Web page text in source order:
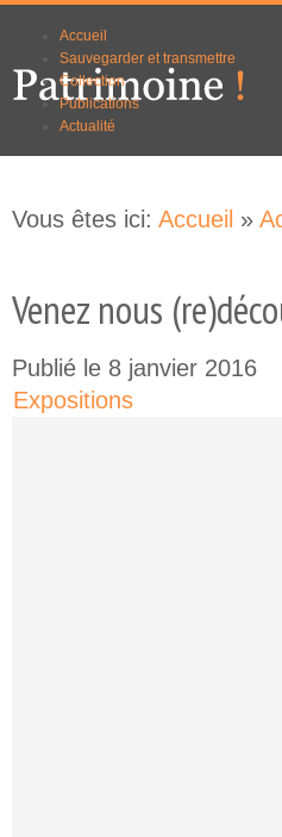
navigationAccueil
Sauvegarder et transmettre
Collection
Publications
Actualité
Vous êtes ici: Accueil »
Venez nous
Publié le 8 janvier 2016
Expositions